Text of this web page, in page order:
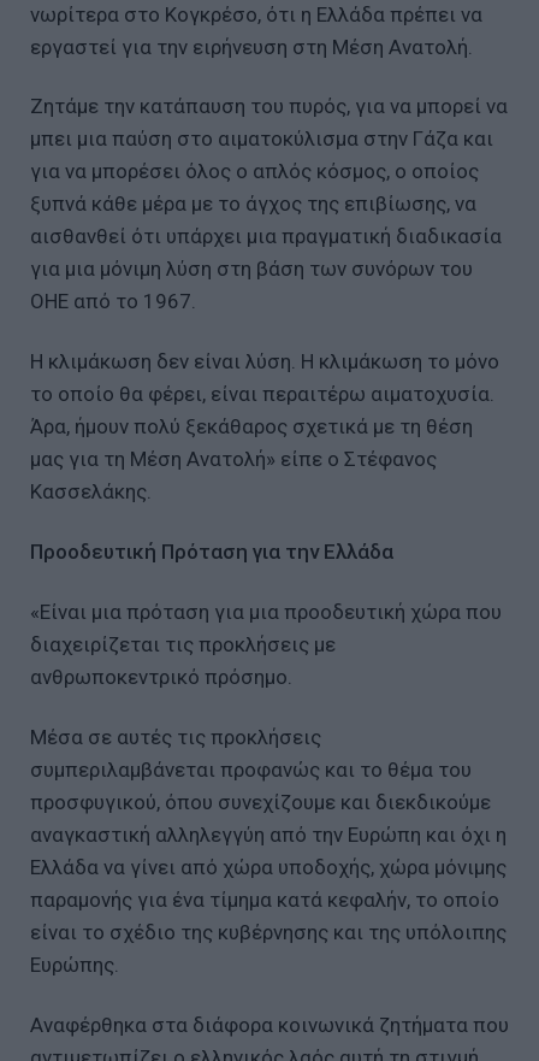
νωρίτερα στο Κογκρέσο, ότι η Ελλάδα πρέπει να
εργαστεί για την ειρήνευση στη Μέση Ανατολή.
Ζητάμε την κατάπαυση του πυρός, για να μπορεί να
μπει μια παύση στο αιματοκύλισμα στην Γάζα και
για να μπορέσει όλος ο απλός κόσμος, ο οποίος
ξυπνά κάθε μέρα με το άγχος της επιβίωσης, να
αισθανθεί ότι υπάρχει μια πραγματική διαδικασία
για μια μόνιμη λύση στη βάση των συνόρων του
ΟΗΕ από το 1967.
Η κλιμάκωση δεν είναι λύση. Η κλιμάκωση το μόνο
το οποίο θα φέρει, είναι περαιτέρω αιματοχυσία.
Άρα, ήμουν πολύ ξεκάθαρος σχετικά με τη θέση
μας για τη Μέση Ανατολή» είπε ο Στέφανος
Κασσελάκης.
Προοδευτική Πρόταση για την Ελλάδα
«Είναι μια πρόταση για μια προοδευτική χώρα που
διαχειρίζεται τις προκλήσεις με
ανθρωποκεντρικό πρόσημο.
Μέσα σε αυτές τις προκλήσεις
συμπεριλαμβάνεται προφανώς και το θέμα του
προσφυγικού, όπου συνεχίζουμε και διεκδικούμε
αναγκαστική αλληλεγγύη από την Ευρώπη και όχι η
Ελλάδα να γίνει από χώρα υποδοχής, χώρα μόνιμης
παραμονής για ένα τίμημα κατά κεφαλήν, το οποίο
είναι το σχέδιο της κυβέρνησης και της υπόλοιπης
Ευρώπης.
Αναφέρθηκα στα διάφορα κοινωνικά ζητήματα που